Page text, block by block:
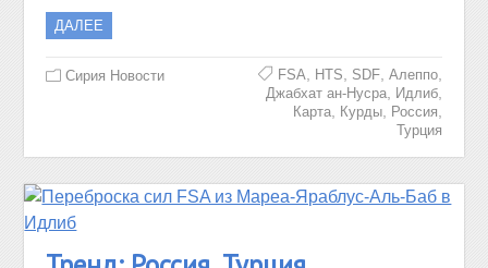
ДАЛЕЕ
Сирия Новости FSA HTS SDF, Алеппо,
Джабхат ан-Нусра, Идлиб,
Карта, Курды, Россия
Турция